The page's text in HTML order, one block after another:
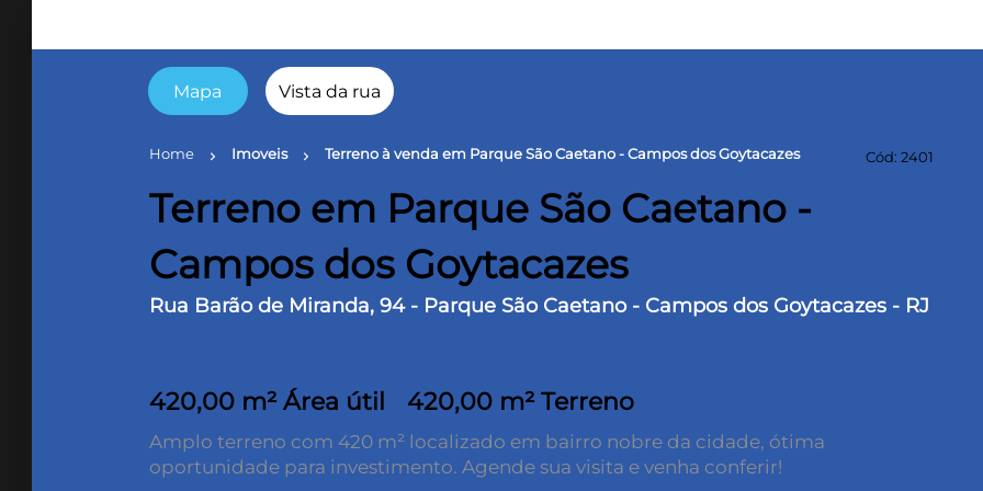
Mapa Vista da rua
Home chevron_right Imoveis chevron_right Terreno à venda em Parque São Caetano - Campos dos Goytacazes Cód: 2401
Terreno em Parque São Caetano -
Campos dos Goytacazes
Rua Barão de Miranda, 94 - Parque São Caetano - Campos dos Goytacazes - RJ
420,00 m² Área útil 420,00 m² Terreno
Amplo terreno com 420 m² localizado em bairro nobre da cidade, ótima
oportunidade para investimento. Agende sua visita e venha conferir!